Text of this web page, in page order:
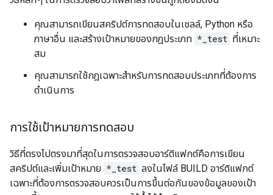
คุณสามารถเขียนสคริปต์การทดสอบในเชลล์, Python หรือ
ภาษาอื่น และสร้างเป้าหมายของกฎประเภท *_test ที่เหมาะ
สม
คุณสามารถใช้กฎเฉพาะสำหรับการทดสอบประเภทที่ต้องการ
ดำเนินการ
การใช้เป้าหมายการทดสอบ
วิธีที่ตรงไปตรงมาที่สุดในการตรวจสอบอาร์ติแฟกต์คือการเขียน
สคริปต์และเพิ่มเป้าหมาย *_test ลงในไฟล์ BUILD อาร์ติแฟกต์
เฉพาะที่ต้องการตรวจสอบควรเป็นการขึ้นต่อกันของข้อมูลของเป้า